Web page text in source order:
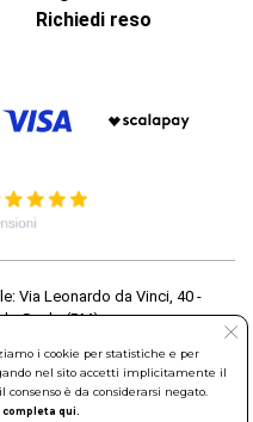
Richiedi reso
Via Leonardo da Vinci, 40 -
Scalo (RM)
al Registro delle Imprese di
535144
40 - 00015 Monterotondo
i cookie per statistiche e per
nel sito accetti implicitamente il
è da considerarsi negato.
qui.